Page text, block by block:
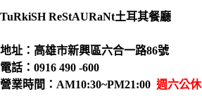
TuRkiSH ReStAURaNt土耳其餐廳
地址：高雄市新興區六合一路86號
電話：0916 490 -600
營業時間：AM10:30~PM21:00 週六公休